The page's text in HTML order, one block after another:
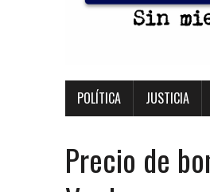
POLÍTICA JUSTICIA
Precio de